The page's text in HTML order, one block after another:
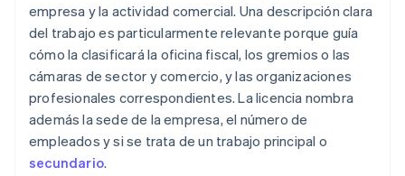
empresa y la actividad comercial. Una descripción clara
del trabajo es particularmente relevante porque guía
cómo la clasificará la oficina fiscal, los gremios o las
cámaras de sector y comercio, y las organizaciones
profesionales correspondientes. La licencia nombra
además la sede de la empresa, el número de
empleados y si se trata de un trabajo principal o
secundario.